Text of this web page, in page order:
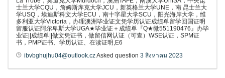
士兰大学CQU，詹姆斯库克大学JCU，新英格兰大学UNE，南 昆士兰大
学USQ，埃迪斯科文大学ECU，南十字星大学SCU，阳光海岸大学，维
多利亚大学Victoria，办理澳洲毕业证文凭学历认证成绩单留学回国证明
留服认证阿尔卑斯大学UGA★毕业证＋成绩单『Q★微551190476』办毕
业证||成绩单||做文凭证书，做留信网认证（可查）WSE认证，SPM证
书，PMP证书、学历认证、在读证明,E6
ibvbghujhu04@outlook.czAsked question 3 สิงหาคม 2023